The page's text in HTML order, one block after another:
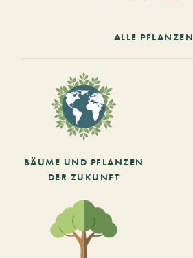
ALLE PFLANZEN
BÄUME UND PFLANZEN
DER ZUKUNFT